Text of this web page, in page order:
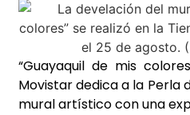
“Guayaquil de mis
Movistar dedica a la Perla
mural artístico con una